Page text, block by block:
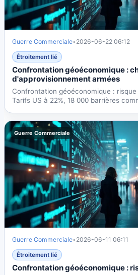
Guerre Commerciale• 2026-06-22 06:12
Étroitement lié
Confrontation géoéconomique :
d'approvisionnement armées
Confrontation géoéconomique : risque
Tarifs US à 22%, 18 000 barrières
Guerre Commerciale
Guerre Commerciale• 2026-06-11 06:11
Étroitement lié
Confrontation géoéconomique :